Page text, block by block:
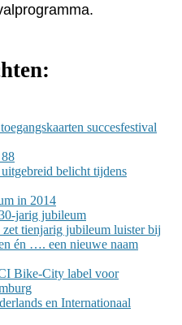
succesfestival
belicht tijdens
in 2014
jarig jubileum
tienjarig jubileum luister bij
én …. een nieuwe naam
Bike-City label voor
en Internationaal